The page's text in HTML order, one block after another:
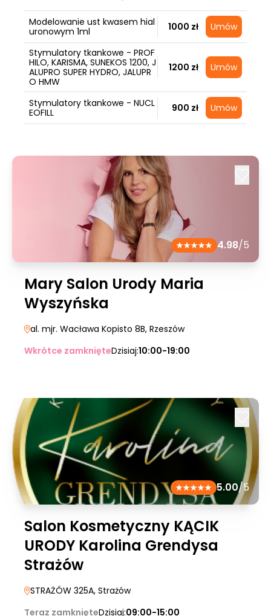
Modelowanie ust kwasem hial
uronowym 1ml
1000 zł Umów
Stymulatory tkankowe - PROF
HILO, KARISMA, SUNEKOS 1200, J
ALUPRO SUPER HYDRO, JALUPR
O HMW
1200 zł Umów
Stymulatory tkankowe - NUCL
EOFILL
900 zł Umów
4.98/5
Mary Salon Urody Maria
Wyszyńska
al. mjr. Wacława Kopisto 8B, Rzeszów
Wkrótce zamknięteDzisiaj:10:00-19:00
5.00/5
Salon Kosmetyczny KĄCIK
URODY Karolina Grendysa
Strażów
STRAŻÓW 325A, Strażów
Teraz zamknięteDzisiaj:09:00-15:00